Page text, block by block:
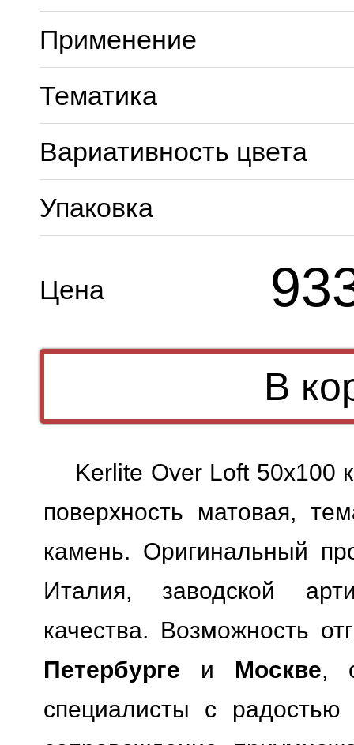
Применение
Тематика
Вариативность цвета
Упаковка
Цена
Kerlite Over Loft 50x100
поверхность матовая,
камень. Оригинальный
Италия, заводской
качества. Возможность
Петербурге и Москве,
специалисты с радостью